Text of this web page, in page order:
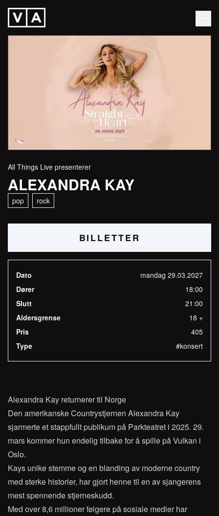
All Things Live presenterer
ALEXANDRA KAY
pop rock
BILLETTER
Dato
mandag 29.03.2027
Dører
18:00
Slutt
21:00
Aldersgrense
18 +
Pris
405
Type
#konsert
Alexandra Kay returnerer til Norge
Den amerikanske Countrystjernen Alexandra Kay
sjarmerte et stappfullt publikum på Parkteatret i 2025. 29.
mars kommer hun endelig tilbake for å spille på Vulkan i
Oslo.
Kays unike stemme og en blanding av moderne country
med sterke historier, har gjort henne til en av sjangerens
mest spennende stjerneskudd.
Med over 8,6 millioner følgere på sosiale medier har